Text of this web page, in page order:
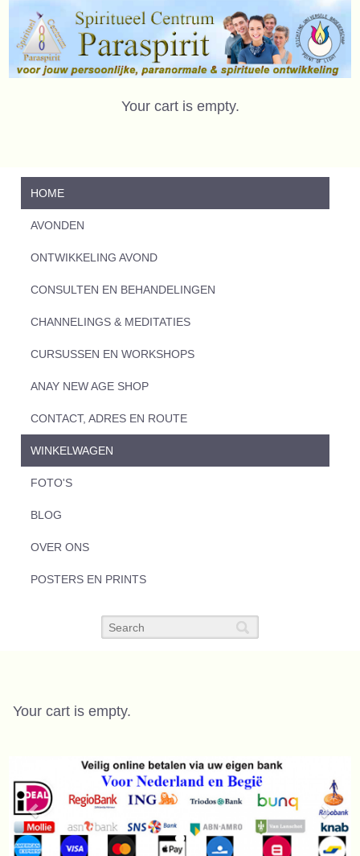
Your cart is empty.
HOME
AVONDEN
ONTWIKKELING AVOND
CONSULTEN EN BEHANDELINGEN
CHANNELINGS & MEDITATIES
CURSUSSEN EN WORKSHOPS
ANAY NEW AGE SHOP
CONTACT, ADRES EN ROUTE
WINKELWAGEN
FOTO'S
BLOG
OVER ONS
POSTERS EN PRINTS
Your cart is empty.